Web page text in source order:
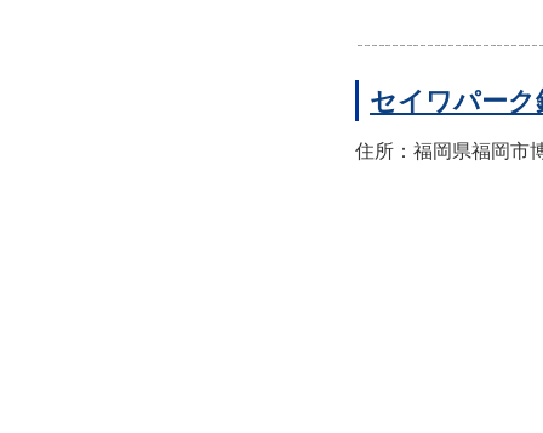
セイワパーク
住所：福岡県福岡市